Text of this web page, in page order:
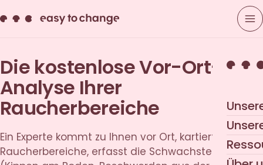
Die kostenlose Vor-Ort-
Analyse Ihrer
Raucherbereiche
Ein Experte kommt zu Ihnen vor Ort, kartiert Ihre
Raucherbereiche, erfasst die Schwachstellen